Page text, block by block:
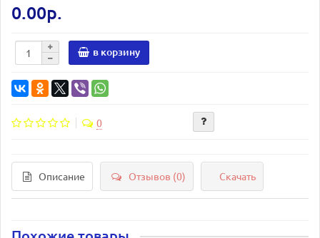
0.00р.
в корзину
0
Описание Отзывов (0) Скачать